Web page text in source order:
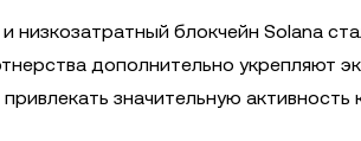
низкозатратный блокчейн Solana
дополнительно укрепляют
значительную активность